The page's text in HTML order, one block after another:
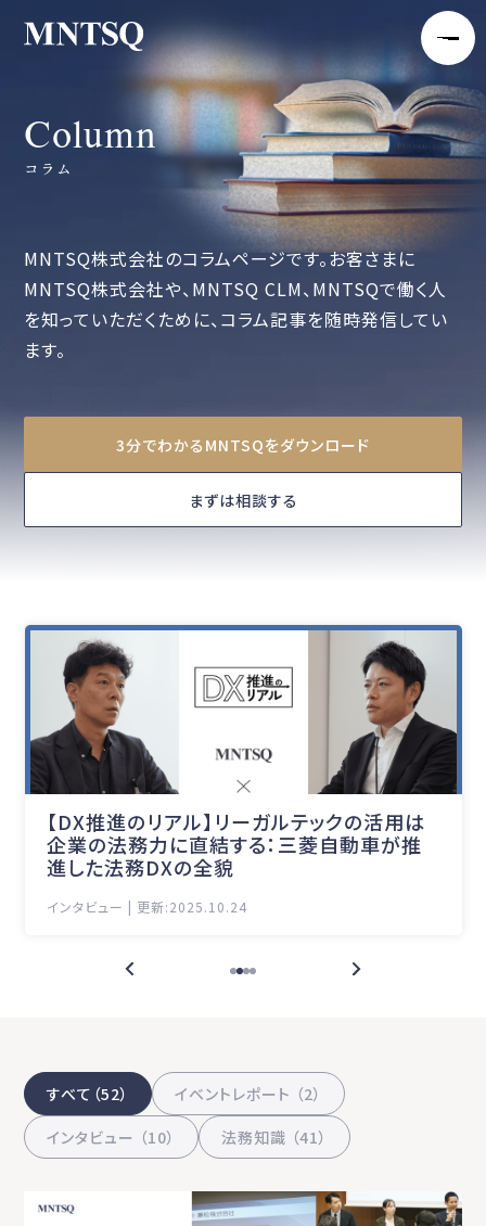
Column
コラム
MNTSQ株式会社のコラムページです。お客さまに
MNTSQ株式会社や、MNTSQ CLM、MNTSQで働く人
を知っていただくために、コラム記事を随時発信してい
ます。
3分でわかるMNTSQをダウンロード
まずは相談する
【DX推進のリアル】リーガルテックの活用は
企業の法務力に直結する：三菱自動車が推
進した法務DXの全貌
インタビュー | 更新:2025.10.24
すべて（52）
イベントレポート （2）
インタビュー （10）
法務知識 （41）